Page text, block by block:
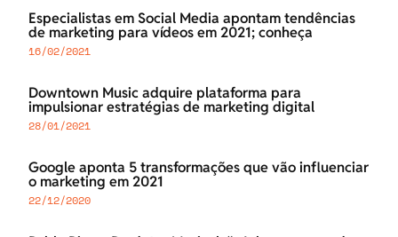
Especialistas em Social Media apontam tendências
de marketing para vídeos em 2021; conheça
16/02/2021
Downtown Music adquire plataforma para
impulsionar estratégias de marketing digital
28/01/2021
Google aponta 5 transformações que vão influenciar
o marketing em 2021
22/12/2020